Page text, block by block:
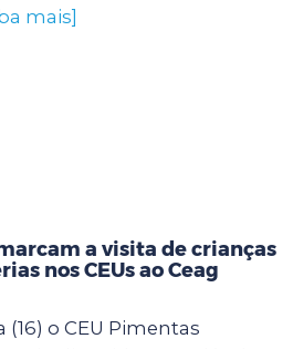
mais]
a visita de crianças
nos CEUs ao Ceag
o CEU Pimentas